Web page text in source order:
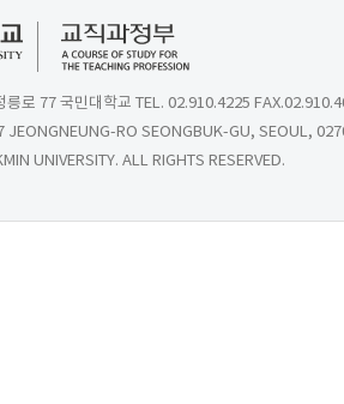
로 77 국민대학교 TEL. 02.910.4225
JEONGNEUNG-RO SEONGBUK-GU, SEOUL,
UNIVERSITY. ALL RIGHTS RESERVED.